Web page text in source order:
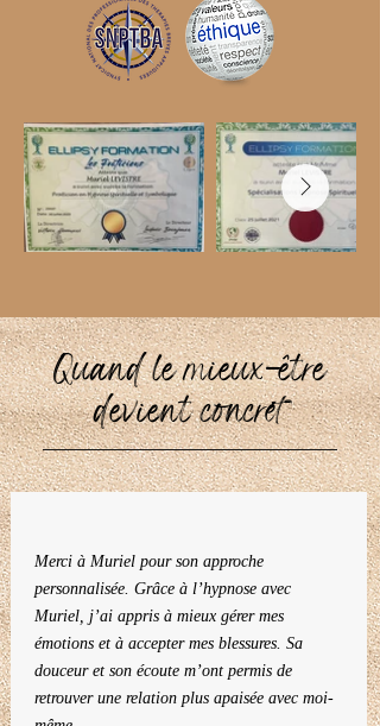
Quand le mieux-être
devient concret
Merci à Muriel pour son approche
personnalisée. Grâce à l’hypnose avec
Muriel, j’ai appris à mieux gérer mes
émotions et à accepter mes blessures. Sa
douceur et son écoute m’ont permis de
retrouver une relation plus apaisée avec moi-